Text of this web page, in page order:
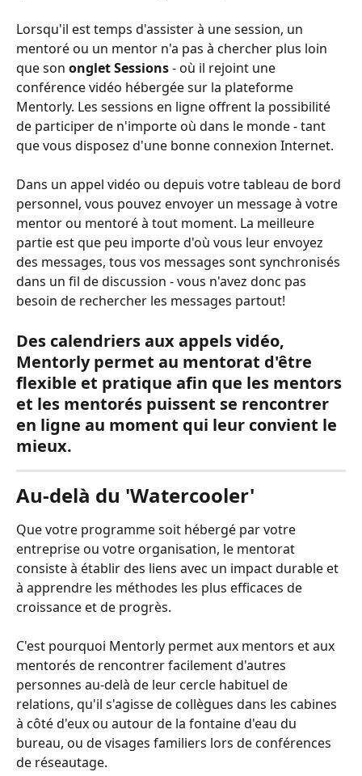
Lorsqu'il est temps d'assister à une session, un
mentoré ou un mentor n'a pas à chercher plus loin
que son onglet Sessions - où il rejoint une
conférence vidéo hébergée sur la plateforme
Mentorly. Les sessions en ligne offrent la possibilité
de participer de n'importe où dans le monde - tant
que vous disposez d'une bonne connexion Internet.
Dans un appel vidéo ou depuis votre tableau de bord
personnel, vous pouvez envoyer un message à votre
mentor ou mentoré à tout moment. La meilleure
partie est que peu importe d'où vous leur envoyez
des messages, tous vos messages sont synchronisés
dans un fil de discussion - vous n'avez donc pas
besoin de rechercher les messages partout!
Des calendriers aux appels vidéo,
Mentorly permet au mentorat d'être
flexible et pratique afin que les mentors
et les mentorés puissent se rencontrer
en ligne au moment qui leur convient le
mieux.
Au-delà du 'Watercooler'
Que votre programme soit hébergé par votre
entreprise ou votre organisation, le mentorat
consiste à établir des liens avec un impact durable et
à apprendre les méthodes les plus efficaces de
croissance et de progrès.
C'est pourquoi Mentorly permet aux mentors et aux
mentorés de rencontrer facilement d'autres
personnes au-delà de leur cercle habituel de
relations, qu'il s'agisse de collègues dans les cabines
à côté d'eux ou autour de la fontaine d'eau du
bureau, ou de visages familiers lors de conférences
de réseautage.